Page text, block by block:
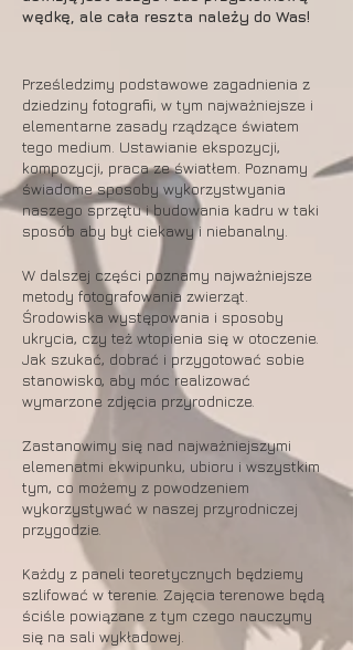
wędkę, ale cała reszta należy do Was!
Prześledzimy podstawowe zagadnienia z
dziedziny fotografii, w tym najważniejsze i
elementarne zasady rządzące światem
tego medium. Ustawianie ekspozycji,
kompozycji, praca ze światłem. Poznamy
świadome sposoby wykorzystwyania
naszego sprzętu i budowania kadru w taki
sposób aby był ciekawy i niebanalny.
W dalszej części poznamy najważniejsze
metody fotografowania zwierząt.
Środowiska występowania i sposoby
ukrycia, czy też wtopienia się w otoczenie.
Jak szukać, dobrać i przygotować sobie
stanowisko, aby móc realizować
wymarzone zdjęcia przyrodnicze.
Zastanowimy się nad najważniejszymi
elemenatmi ekwipunku, ubioru i wszystkim
tym, co możemy z powodzeniem
wykorzystywać w naszej przyrodniczej
przygodzie.
Każdy z paneli teoretycznych będziemy
szlifować w terenie. Zajęcia terenowe będą
ściśle powiązane z tym czego nauczymy
się na sali wykładowej.